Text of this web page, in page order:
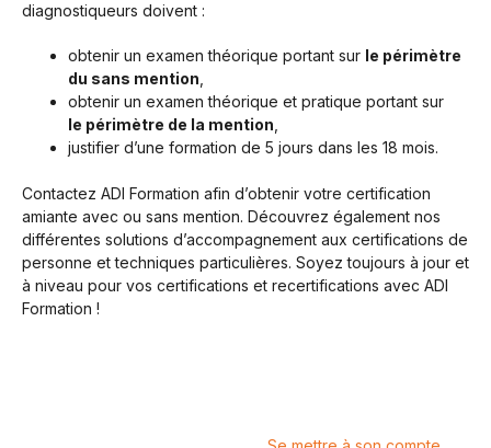
diagnostiqueurs doivent :
obtenir un examen théorique portant sur le périmètre
du sans mention
obtenir un examen théorique et pratique portant sur
le périmètre de la mention
justifier d’une formation de 5 jours dans les 18 mois.
Contactez ADI Formation afin d’obtenir votre certification
amiante avec ou sans mention. Découvrez également nos
différentes solutions d’accompagnement aux certifications de
personne et techniques particulières. Soyez toujours à jour et
à niveau pour vos certifications et recertifications avec ADI
Formation !